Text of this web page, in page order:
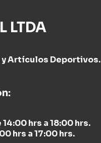
LTDA
y Artículos Deportivos.
hrs a 18:00 hrs.
hrs a 17:00 hrs.